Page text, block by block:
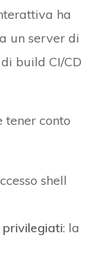
ha
un server di
build CI/CD
tener conto
shell
privilegiati: la